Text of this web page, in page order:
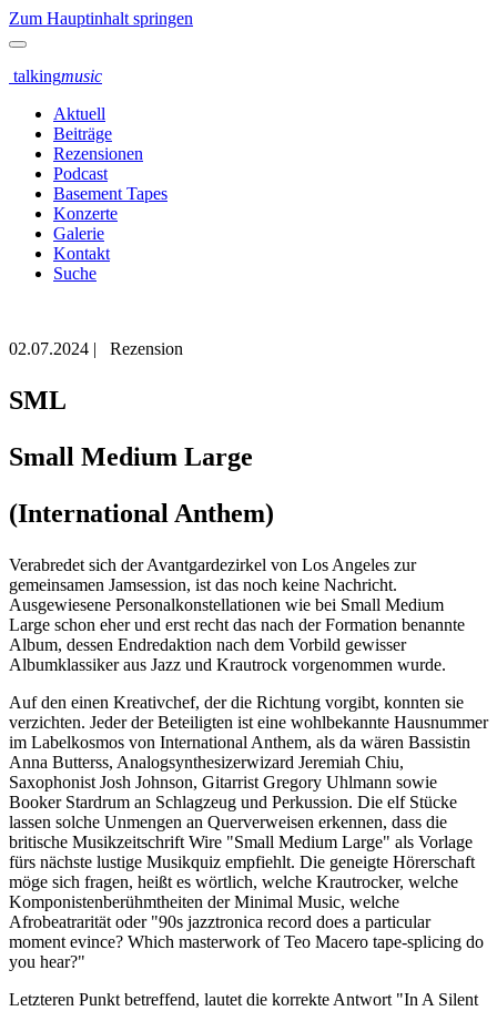
Zum Hauptinhalt springen
talkingmusic
Aktuell
Beiträge
Rezensionen
Podcast
Basement Tapes
Konzerte
Galerie
Kontakt
Suche
02.07.2024 | Rezension
SML
Small Medium Large
(International Anthem)
Verabredet sich der Avantgardezirkel von Los Angeles zur
gemeinsamen Jamsession, ist das noch keine Nachricht.
Ausgewiesene Personalkonstellationen wie bei Small Medium
Large schon eher und erst recht das nach der Formation benannte
Album, dessen Endredaktion nach dem Vorbild gewisser
Albumklassiker aus Jazz und Krautrock vorgenommen wurde.
Auf den einen Kreativchef, der die Richtung vorgibt, konnten sie
verzichten. Jeder der Beteiligten ist eine wohlbekannte Hausnummer
im Labelkosmos von International Anthem, als da wären Bassistin
Anna Butterss, Analogsynthesizerwizard Jeremiah Chiu,
Saxophonist Josh Johnson, Gitarrist Gregory Uhlmann sowie
Booker Stardrum an Schlagzeug und Perkussion. Die elf Stücke
lassen solche Unmengen an Querverweisen erkennen, dass die
britische Musikzeitschrift Wire "Small Medium Large" als Vorlage
fürs nächste lustige Musikquiz empfiehlt. Die geneigte Hörerschaft
möge sich fragen, heißt es wörtlich, welche Krautrocker, welche
Komponistenberühmtheiten der Minimal Music, welche
Afrobeatrarität oder "90s jazztronica record does a particular
moment evince? Which masterwork of Teo Macero tape-splicing do
you hear?"
Letzteren Punkt betreffend, lautet die korrekte Antwort "In A Silent